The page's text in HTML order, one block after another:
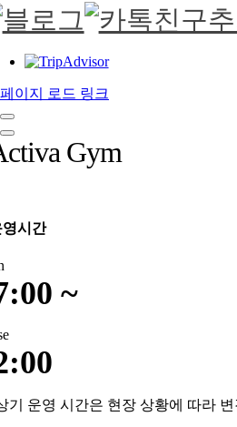
페이지 로드 링크
Gym
시간
~
운영 시간은 현장 상황에 따라 변